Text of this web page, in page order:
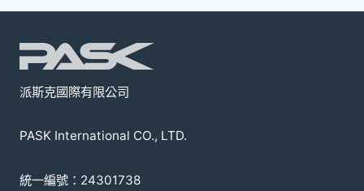
派斯克國際有限公司
PASK International CO., LTD.
統一編號：24301738